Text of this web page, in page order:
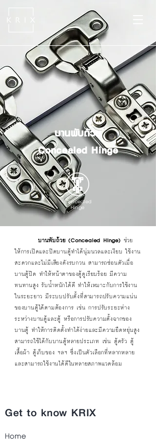
Concealed
Hinge
บานพับถ้วย
Concealed Hinge
บานพับถ้วย (Concealed Hinge) ช่วย
ให้การเปิดและปิดบานตู้ทำได้นุ่มนวลและเงียบ ใช้งาน
สะดวกและไม่มีเสียงดังรบกวน สามารถซ่อนตัวเมื่อ
บานตู้ปิด ทำให้หน้าตาของตู้ดูเรียบร้อย มีความ
ทนทานสูง รับน้ำหนักได้ดี ทำให้เหมาะกับการใช้งาน
ในระยะยาว มีระบบปรับตั้งที่สามารถปรับความแน่น
ของบานตู้ได้ตามต้องการ เช่น การปรับระยะห่าง
ระหว่างบานตู้และตู้ หรือการปรับความตั้งฉากของ
บานตู้ ทำให้การติดตั้งทำได้ง่ายและมีความยืดหยุ่นสูง
สามารถใช้ได้กับบานตู้หลายประเภท เช่น ตู้ครัว ตู้
เสื้อผ้า ตู้เก็บของ ฯลฯ ซึ่งเป็นตัวเลือกที่หลากหลาย
และสามารถใช้งานได้ดีในหลายสภาพแวดล้อม
Get to know KRIX
Home